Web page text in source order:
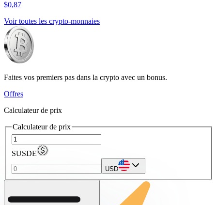
$0,87
Voir toutes les crypto-monnaies
Faites vos premiers pas dans la crypto avec un bonus.
Offres
Calculateur de prix
Calculateur de prix
SUSDE
USD